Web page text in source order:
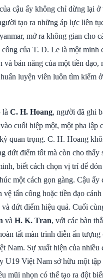
cậu ấy không chỉ dừng lại ở
tạo ra những áp lực liên
mở ra không gian cho
công của T. D. Le là một minh
và bản năng của một tiền đạo,
luyện viên luôn tìm kiếm
là C. H. Hoang, người đã ghi
cuối hiệp một, một pha lập
quan trọng. C. H. Hoang
dứt điểm tốt mà còn cho thấy
biết cách chọn vị trí để
một cách gọn gàng. Cậu ấy
vệ tấn công hoặc tiền đạo
và dứt điểm hiệu quả. Cuối
và H. K. Tran, với các bàn
tất màn trình diễn ấn tượng
Nam. Sự xuất hiện của nhiều
U19 Việt Nam sở hữu một tập
mũi nhọn có thể tạo ra đột